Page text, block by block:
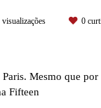
visualizações 0
Mesmo que
Fifteen